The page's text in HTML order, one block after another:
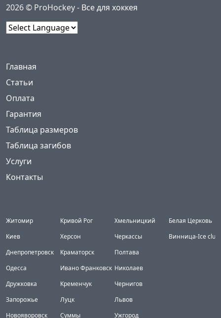
2026 © ProHockey - Все для хоккея
Главная
Статьи
Оплата
Гарантия
Таблица размеров
Таблица загибов
Услуги
Контакты
Житомир
Киев
Днепропетровск
Одесса
Дружковка
Запорожье
Новояворовск
Кривой Рог
Херсон
Краматорск
Ивано Франковск
Кременчук
Луцк
Суммы
Хмельницкий
Черкассы
Полтава
Николаев
Чернигов
Львов
Ужгород
Белая Церковь
Винница-Ice club